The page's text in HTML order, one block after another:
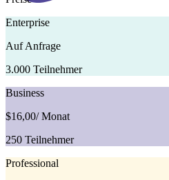
Enterprise
Auf Anfrage
3.000 Teilnehmer
Business
$16,00/ Monat
250 Teilnehmer
Professional